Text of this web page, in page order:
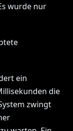
wurde nur
ein
die
zwingt